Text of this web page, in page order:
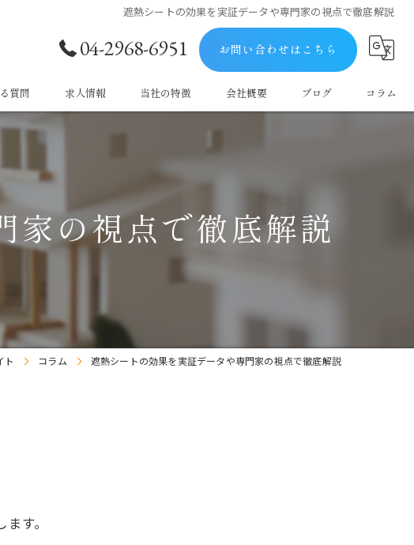
遮熱シートの効果を実証データや専門家の視点で徹底解説
04-2968-6951 お問い合わせはこちら
質問 求人情報 当社の特徴
塗料
マンション
会社概要 ブログ コラム
家の視点で徹底解説
ト コラム 遮熱シートの効果を実証データや専門家の視点で徹底解説
す。